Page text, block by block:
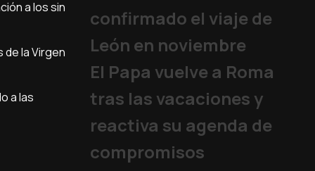
a los sin
de la Virgen
a las
confirmado el viaje de
León en noviembre
El Papa vuelve a Roma
tras las vacaciones y
reactiva su agenda de
compromisos